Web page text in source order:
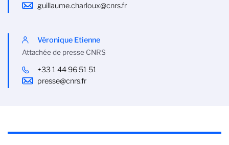
guillaume.charloux@cnrs.fr
Véronique Etienne
Attachée de presse CNRS
+33 1 44 96 51 51
presse@cnrs.fr